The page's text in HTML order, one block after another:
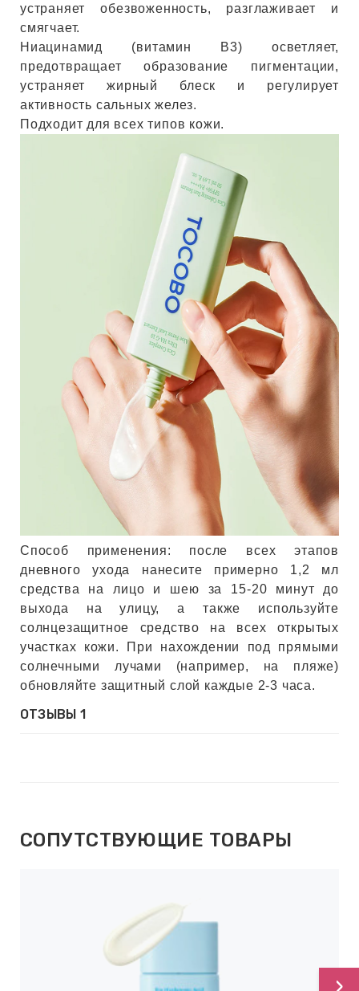
устраняет обезвоженность, разглаживает и
смягчает.
Ниацинамид (витамин B3) осветляет,
предотвращает образование пигментации,
устраняет жирный блеск и регулирует
активность сальных желез.
Подходит для всех типов кожи.
Способ применения: после всех этапов
дневного ухода нанесите примерно 1,2 мл
средства на лицо и шею за 15-20 минут до
выхода на улицу, а также используйте
солнцезащитное средство на всех открытых
участках кожи. При нахождении под прямыми
солнечными лучами (например, на пляже)
обновляйте защитный слой каждые 2-3 часа.
ОТЗЫВЫ 1
СОПУТСТВУЮЩИЕ ТОВАРЫ